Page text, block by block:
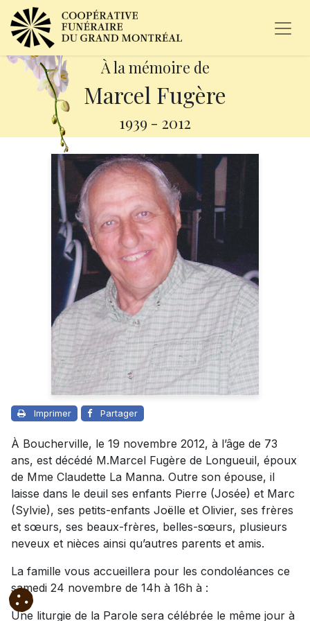
À la mémoire de
Marcel Fugère
1939 - 2012
Imprimer Partager
À Boucherville, le 19 novembre 2012, à l’âge de 73
ans, est décédé M.Marcel Fugère de Longueuil, époux
de Mme Claudette La Manna. Outre son épouse, il
laisse dans le deuil ses enfants Pierre (Josée) et Marc
(Sylvie), ses petits-enfants Joëlle et Olivier, ses frères
et sœurs, ses beaux-frères, belles-sœurs, plusieurs
neveux et nièces ainsi qu’autres parents et amis.
La famille vous accueillera pour les condoléances ce
samedi 24 novembre de 14h à 16h à :
Une liturgie de la Parole sera célébrée le même jour à